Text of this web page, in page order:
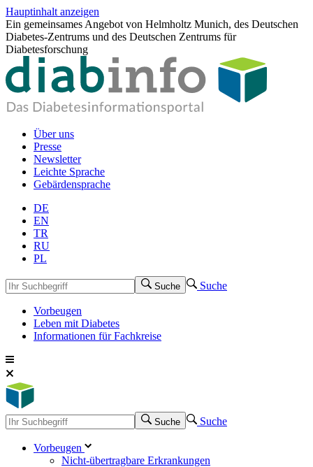
Hauptinhalt anzeigen
Ein gemeinsames Angebot von Helmholtz Munich, des Deutschen
Diabetes-Zentrums und des Deutschen Zentrums für
Diabetesforschung
Über uns
Presse
Newsletter
Leichte Sprache
Gebärdensprache
DE
EN
TR
RU
PL
Suche Suche
Vorbeugen
Leben mit Diabetes
Informationen für Fachkreise
Suche Suche
Vorbeugen
Nicht-übertragbare Erkrankungen